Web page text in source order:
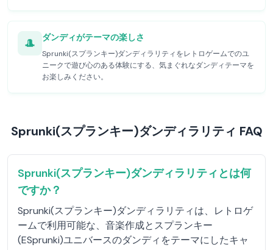
🎩 ダンディがテーマの楽しさ
Sprunki(スプランキー)ダンディラリティをレトロゲームでのユ
ニークで遊び心のある体験にする、気まぐれなダンディテーマを
お楽しみください。
Sprunki(スプランキー)ダンディラリティ FAQ
Sprunki(スプランキー)ダンディラリティとは何
ですか？
Sprunki(スプランキー)ダンディラリティは、レトロゲ
ームで利用可能な、音楽作成とスプランキー
(ESprunki)ユニバースのダンディをテーマにしたキャ